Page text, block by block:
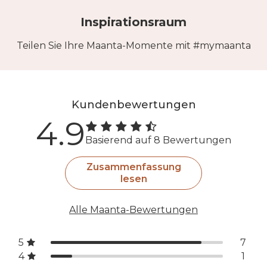
Inspirationsraum
Teilen Sie Ihre Maanta-Momente mit #mymaanta
Kundenbewertungen
4.9 Basierend auf 8 Bewertungen
Zusammenfassung
lesen
Alle Maanta-Bewertungen
5
7
4
1